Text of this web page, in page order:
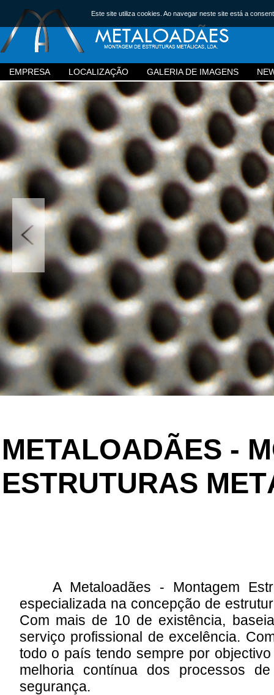
EMPRESA LOCALIZAÇÃO GALERIA DE IMAGENS
METALOADÃES -
ESTRUTURAS
A Metaloadães - Montagem
especializada na concepção de
Com mais de 10 de existência,
serviço profissional de excelência.
todo o país tendo sempre por
melhoria contínua dos processos
segurança.
Este site utiliza cookies. Ao navegar neste site está a